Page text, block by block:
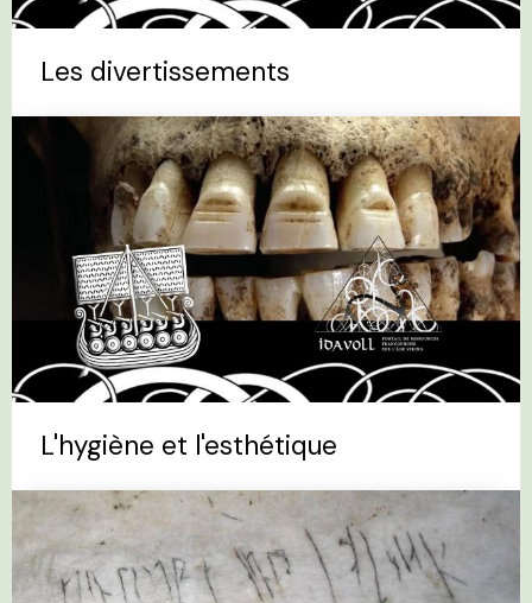
Les divertissements
L'hygiène et l'esthétique